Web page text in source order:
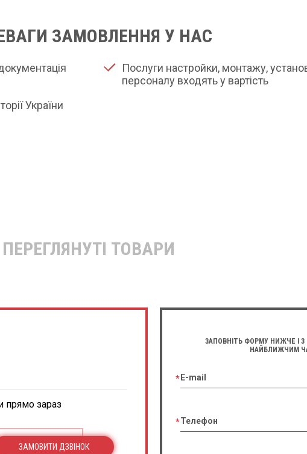
ЗАМОВЛЕННЯ У НАС
України
Послуги настройки, монтажу,
персоналу входять у вартість
ПЕРЕГЛЯНУТІ ТОВАРИ
ЗАПОВНІТЬ ФОРМУ НИЖЧЕ І
НАЙБЛИЖЧИМ
E-mail
Телефон
прямо зараз
ЗАМОВИТИ ДЗВІНОК